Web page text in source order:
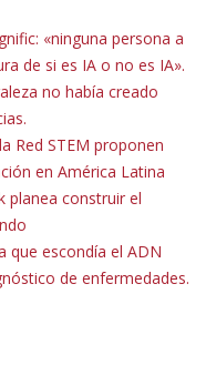
«ninguna persona a
de si es IA o no es IA».
no había creado
Red STEM proponen
en América Latina
planea construir el
que escondía el ADN
de enfermedades.